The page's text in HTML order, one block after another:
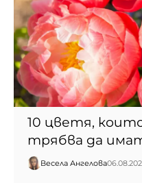
10 цветя,
трябва да
Весела Ангелова